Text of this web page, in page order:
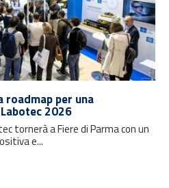
roadmap per una
2026
tornerà a Fiere di Parma con un
e...